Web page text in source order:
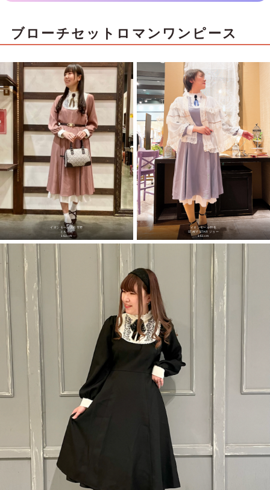
ブローチセットロマンワンピース
イオンモール浜松市野
ともちん
163cm
イオンモール羽生
STAFF STAR ジョー
161cm